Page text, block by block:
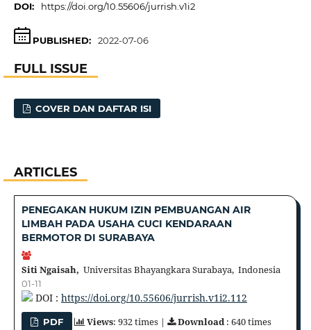
DOI: https://doi.org/10.55606/jurrish.v1i2
PUBLISHED: 2022-07-06
FULL ISSUE
COVER DAN DAFTAR ISI
ARTICLES
PENEGAKAN HUKUM IZIN PEMBUANGAN AIR
LIMBAH PADA USAHA CUCI KENDARAAN
BERMOTOR DI SURABAYA
Siti Ngaisah, Universitas Bhayangkara Surabaya, Indonesia
01-11
DOI : https://doi.org/10.55606/jurrish.v1i2.112
PDF Views: 932 times | Download: 640 times